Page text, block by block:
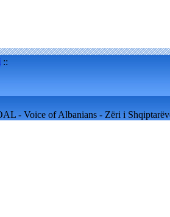
::
- Voice of Albanians - Zëri i